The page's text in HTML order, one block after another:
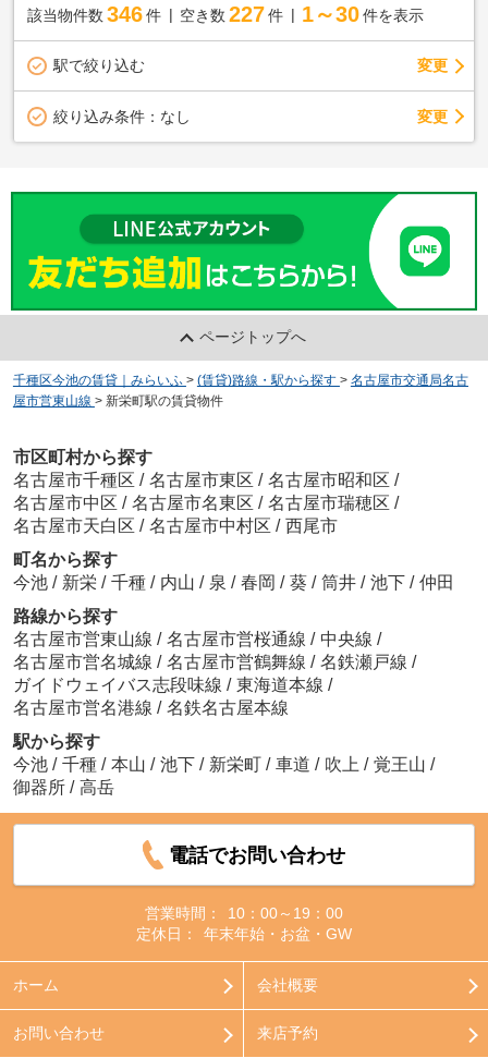
該当物件数 346件 空き数 227 件 1～30 件を表示
駅で絞り込む 変更
絞り込み条件： なし 変更
ページトップへ
千種区今池の賃貸｜みらいふ > (賃貸)路線・駅から探す > 名古屋市交通局名古
屋市営東山線 > 新栄町駅の賃貸物件
市区町村から探す
名古屋市千種区 / 名古屋市東区 / 名古屋市昭和区 /
名古屋市中区 / 名古屋市名東区 / 名古屋市瑞穂区 /
名古屋市天白区 / 名古屋市中村区 / 西尾市
町名から探す
今池 / 新栄 / 千種 / 内山 / 泉 / 春岡 / 葵 / 筒井 / 池下 / 仲田
路線から探す
名古屋市営東山線 / 名古屋市営桜通線 / 中央線 /
名古屋市営名城線 / 名古屋市営鶴舞線 / 名鉄瀬戸線 /
ガイドウェイバス志段味線 / 東海道本線 /
名古屋市営名港線 / 名鉄名古屋本線
駅から探す
今池 / 千種 / 本山 / 池下 / 新栄町 / 車道 / 吹上 / 覚王山 /
御器所 / 高岳
電話でお問い合わせ
営業時間：
10：00～19：00
定休日：
年末年始・お盆・GW
ホーム 会社概要
お問い合わせ 来店予約